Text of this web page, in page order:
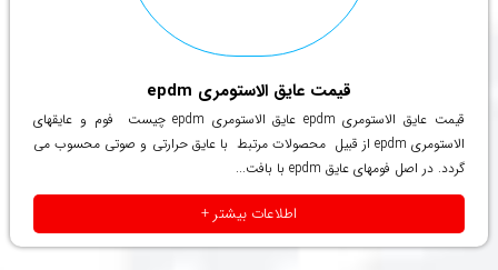
قیمت عایق الاستومری epdm
قیمت عایق الاستومری epdm عایق الاستومری epdm چیست فوم و عایقهای
الاستومری epdm از قبیل محصولات مرتبط با عایق حرارتی و صوتی محسوب می
گردد. در اصل فومهای عایق epdm با بافت...
اطلاعات بیشتر +